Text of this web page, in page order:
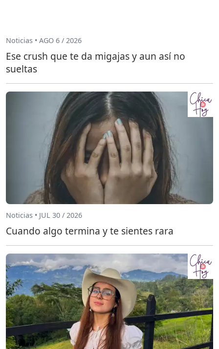
Noticias • AGO 6 / 2026
Ese crush que te da migajas y aun así no
sueltas
Noticias • JUL 30 / 2026
Cuando algo termina y te sientes rara